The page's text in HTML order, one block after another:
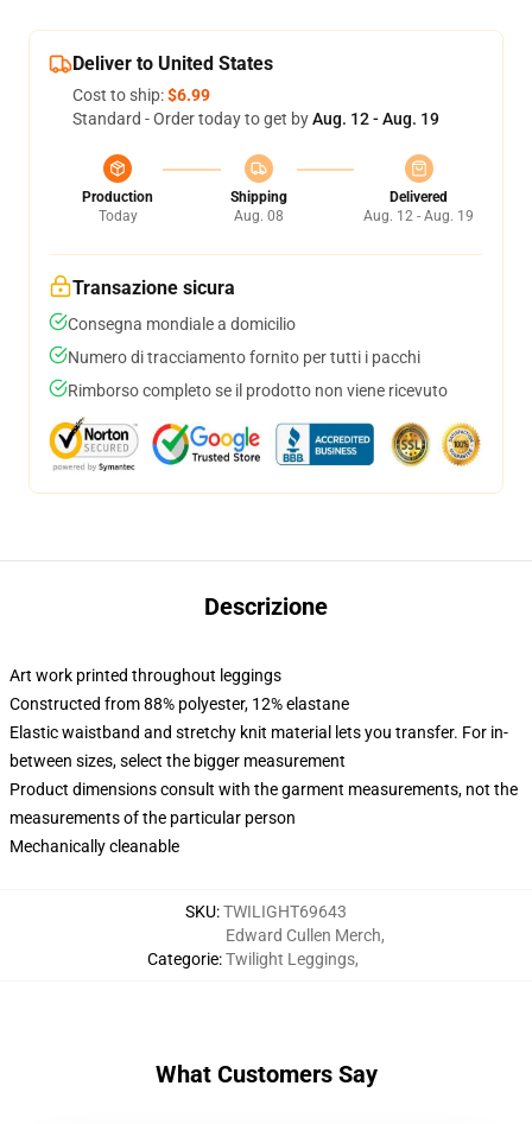
Deliver to United States
Cost to ship:$6.99
Standard - Order today to get byAug. 12 - Aug. 19
Production
Today
Shipping
Aug. 08
Delivered
Aug. 12 - Aug. 19
Transazione sicura
Consegna mondiale a domicilio
Numero di tracciamento fornito per tutti i pacchi
Rimborso completo se il prodotto non viene ricevuto
Descrizione
Art work printed throughout leggings
Constructed from 88% polyester, 12% elastane
Elastic waistband and stretchy knit material lets you transfer. For in-
between sizes, select the bigger measurement
Product dimensions consult with the garment measurements, not the
measurements of the particular person
Mechanically cleanable
SKU:TWILIGHT69643
Categorie:
Edward Cullen Merch,
Twilight Leggings,
What Customers Say